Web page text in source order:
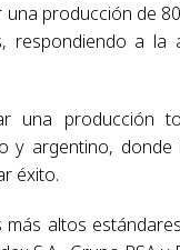
una producción de
respondiendo a
una producción
y argentino,
éxito.
altos